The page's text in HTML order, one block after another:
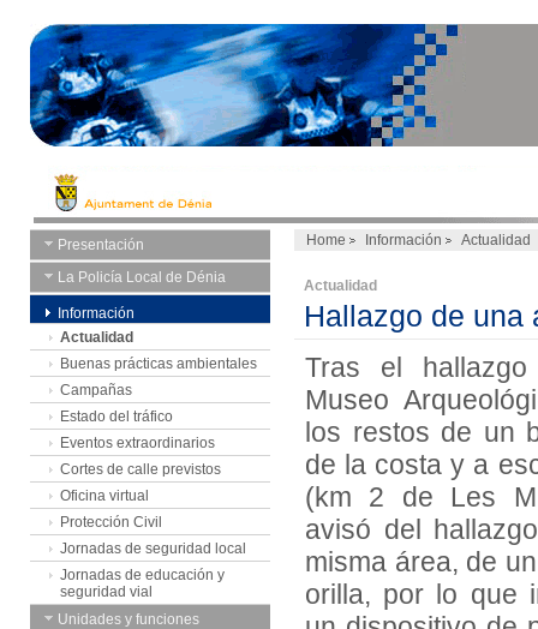
Presentación
La Policía Local de Dénia
Información
Actualidad
Buenas prácticas ambientales
Campañas
Estado del tráfico
Eventos extraordinarios
Cortes de calle previstos
Oficina virtual
Protección Civil
Jornadas de seguridad local
Jornadas de educación y
seguridad vial
Unidades y funciones
Home Información Actualidad
Actualidad
Hallazgo de una
Tras el
Museo
los restos de un
de la costa y a
(km 2 de Les
avisó del
misma área, de
orilla, por lo que